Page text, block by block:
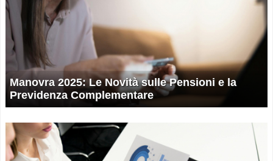
Manovra 2025: Le Novità sulle Pensioni e la
Previdenza Complementare